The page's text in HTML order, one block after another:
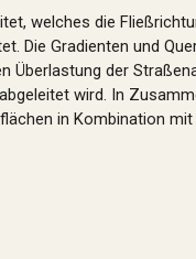
welches die
Die Gradienten und
Überlastung der
wird. In
in Kombination